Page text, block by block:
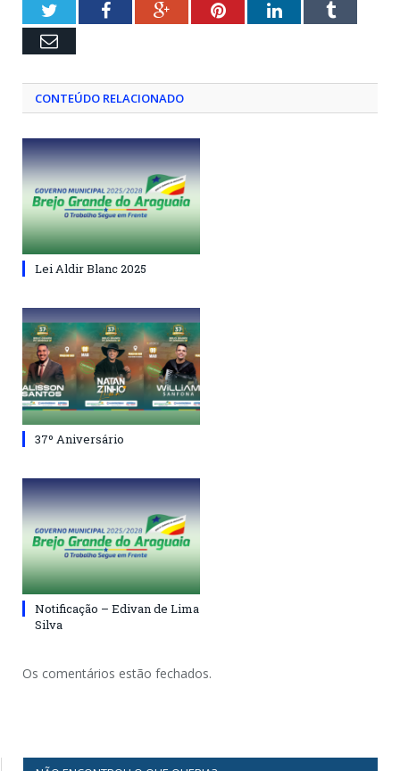
TwitterFacebookGoogle+PinterestLinkedInTumblr
Email
CONTEÚDO RELACIONADO
Lei Aldir Blanc 2025
37º Aniversário
Notificação – Edivan de Lima
Silva
Os comentários estão fechados.